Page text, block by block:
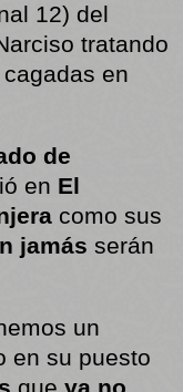
12) del
tratando
en
de
en El
como sus
jamás serán
un
en su puesto